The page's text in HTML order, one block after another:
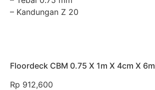
– Kandungan Z 20
Floordeck CBM 0.75 X 1m X 4cm X 6m
Rp 912,600